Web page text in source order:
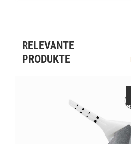
RELEVANTE
PRODUKTE